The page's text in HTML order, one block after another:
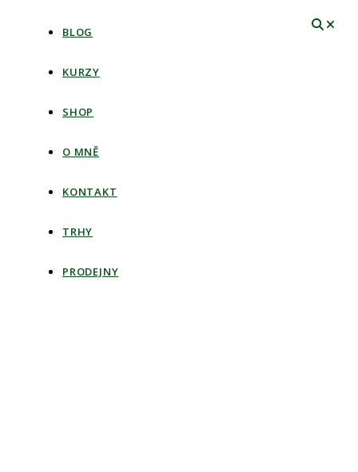
BLOG
KURZY
SHOP
O MNĚ
KONTAKT
TRHY
PRODEJNY